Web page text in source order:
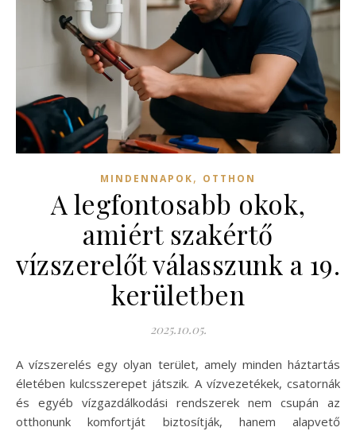
MINDENNAPOK, OTTHON
A legfontosabb okok,
amiért szakértő
vízszerelőt válasszunk a 19.
kerületben
2025.10.05.
A vízszerelés egy olyan terület, amely minden háztartás
életében kulcsszerepet játszik. A vízvezetékek, csatornák
és egyéb vízgazdálkodási rendszerek nem csupán az
otthonunk komfortját biztosítják, hanem alapvető